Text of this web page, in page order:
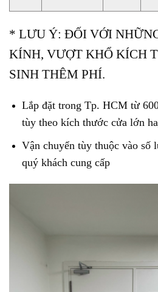
* LƯU Ý: ĐỐI VỚI
KÍNH, VƯỢT KHỔ KÍCH
SINH THÊM PHÍ.
Lắp đặt trong Tp. HCM từ
tùy theo kích thước cửa lớn
Vận chuyển tùy thuộc vào số
quý khách cung cấp